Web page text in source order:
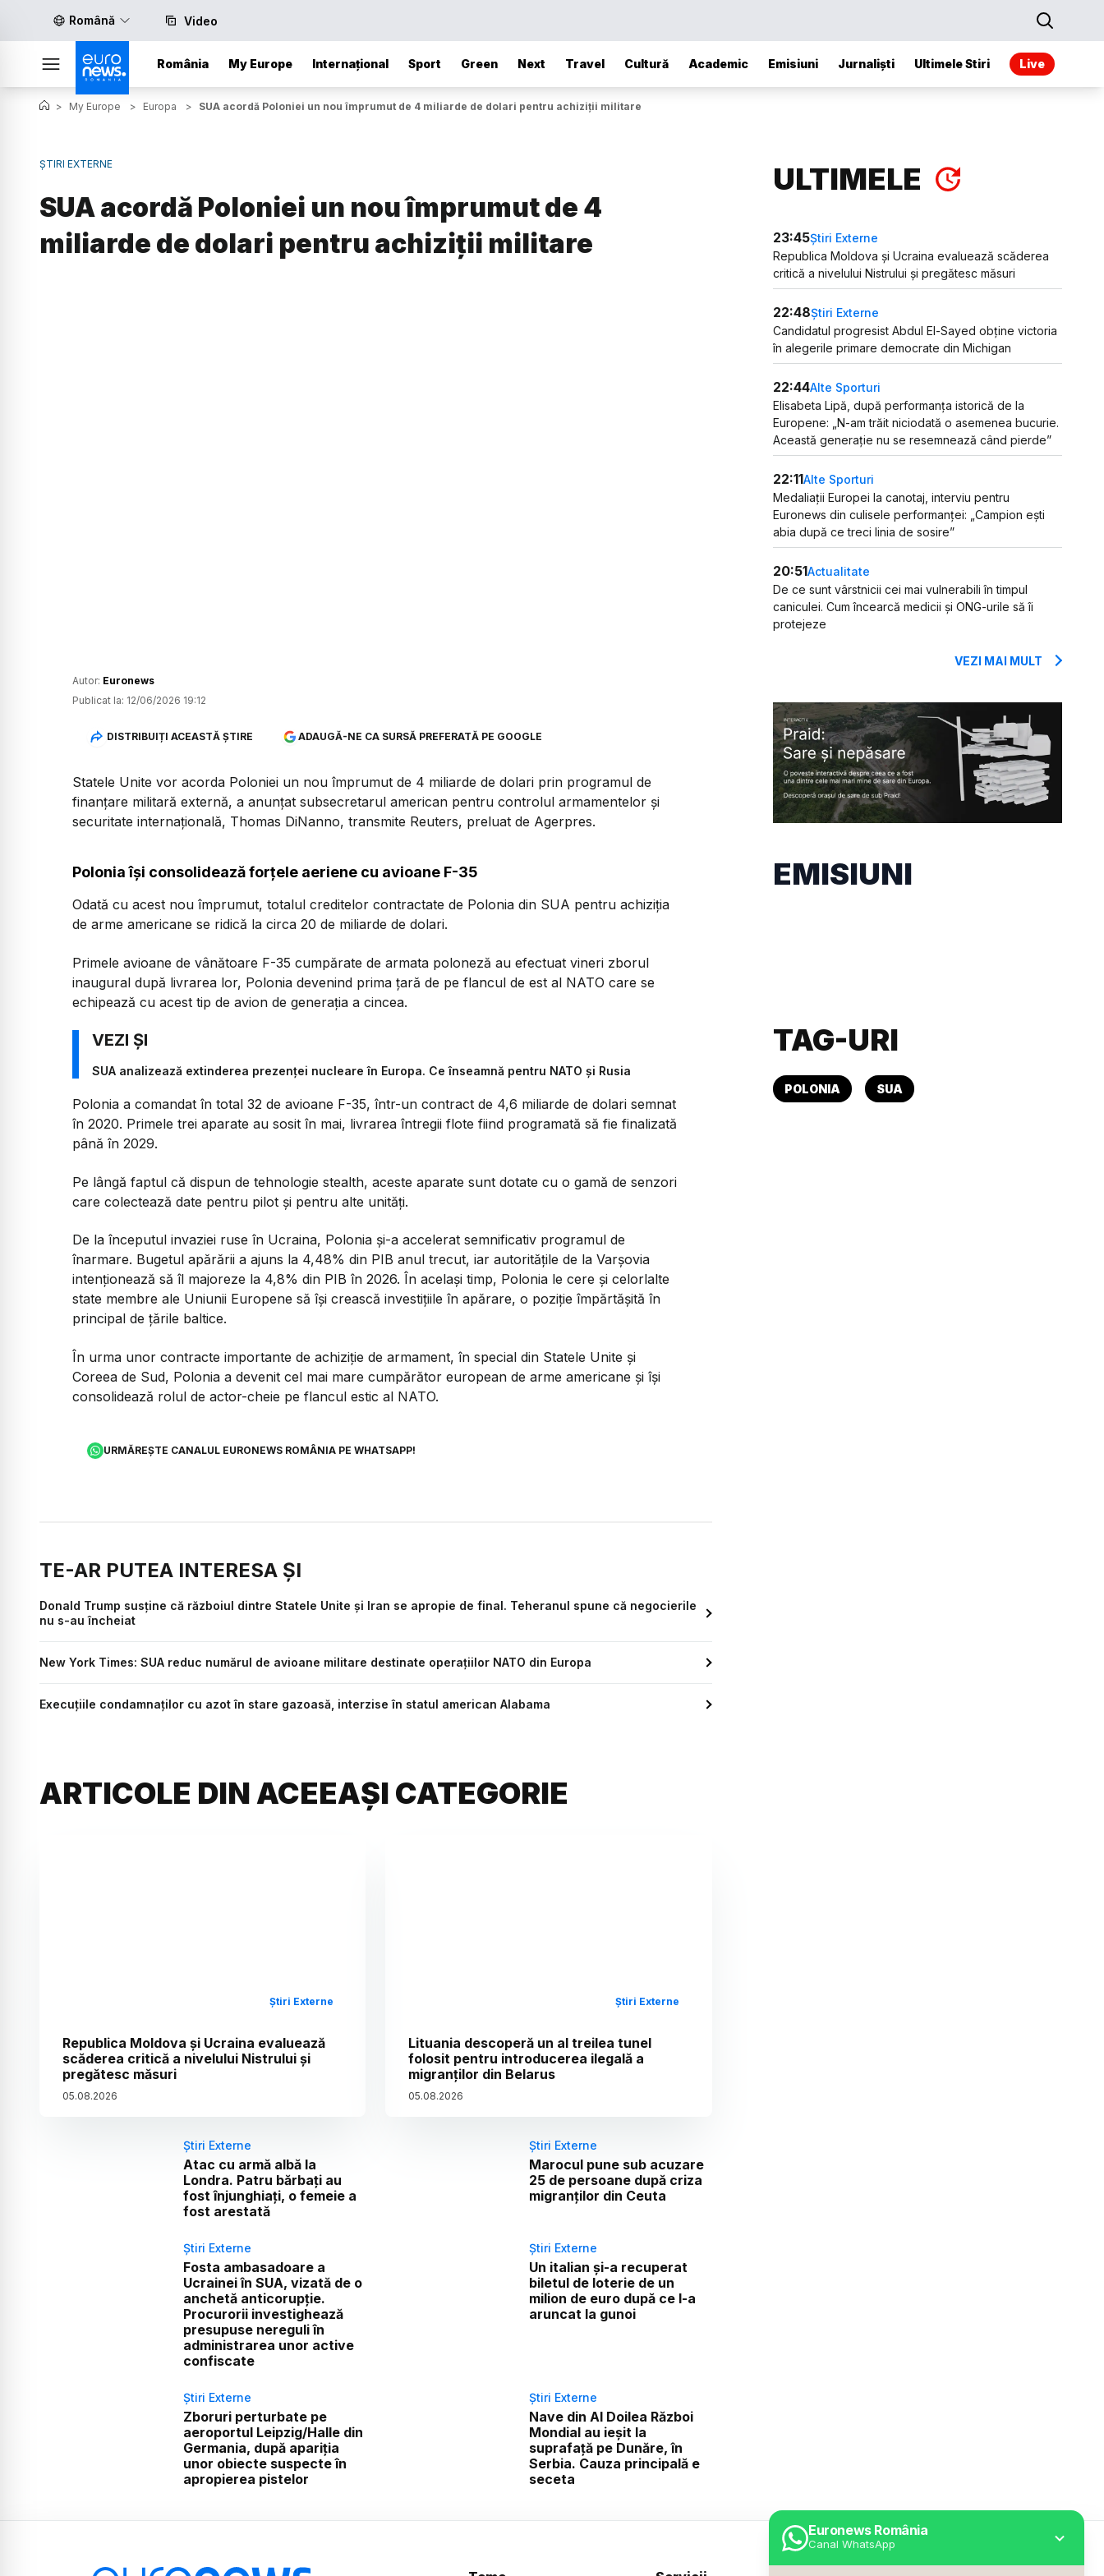
Română Video
România My Europe Internațional Sport Green Next Travel Cultură Academic Emisiuni Jurnaliști Ultimele Stiri Live
Euronews România
Canal WhatsApp
> My Europe > Europa > SUA acordă Poloniei un nou împrumut de 4 miliarde de dolari pentru achiziții militare
ȘTIRI EXTERNE
SUA acordă Poloniei un nou împrumut de 4
miliarde de dolari pentru achiziții militare
Autor: Euronews
Publicat la: 12/06/2026 19:12
DISTRIBUIȚI ACEASTĂ ȘTIRE ADAUGĂ-NE CA SURSĂ PREFERATĂ PE GOOGLE
Statele Unite vor acorda Poloniei un nou împrumut de 4 miliarde de dolari prin programul de
finanțare militară externă, a anunțat subsecretarul american pentru controlul armamentelor și
securitate internațională, Thomas DiNanno, transmite Reuters, preluat de Agerpres.
Polonia își consolidează forțele aeriene cu avioane F-35
Odată cu acest nou împrumut, totalul creditelor contractate de Polonia din SUA pentru achiziția
de arme americane se ridică la circa 20 de miliarde de dolari.
Primele avioane de vânătoare F-35 cumpărate de armata poloneză au efectuat vineri zborul
inaugural după livrarea lor, Polonia devenind prima țară de pe flancul de est al NATO care se
echipează cu acest tip de avion de generația a cincea.
SUA analizează extinderea prezenței nucleare în Europa. Ce înseamnă pentru NATO și Rusia
Polonia a comandat în total 32 de avioane F-35, într-un contract de 4,6 miliarde de dolari semnat
în 2020. Primele trei aparate au sosit în mai, livrarea întregii flote fiind programată să fie finalizată
până în 2029.
Pe lângă faptul că dispun de tehnologie stealth, aceste aparate sunt dotate cu o gamă de senzori
care colectează date pentru pilot și pentru alte unități.
De la începutul invaziei ruse în Ucraina, Polonia și-a accelerat semnificativ programul de
înarmare. Bugetul apărării a ajuns la 4,48% din PIB anul trecut, iar autoritățile de la Varșovia
intenționează să îl majoreze la 4,8% din PIB în 2026. În același timp, Polonia le cere și celorlalte
state membre ale Uniunii Europene să își crească investițiile în apărare, o poziție împărtășită în
principal de țările baltice.
În urma unor contracte importante de achiziție de armament, în special din Statele Unite și
Coreea de Sud, Polonia a devenit cel mai mare cumpărător european de arme americane și își
consolidează rolul de actor-cheie pe flancul estic al NATO.
URMĂREȘTE CANALUL EURONEWS ROMÂNIA PE WHATSAPP!
TE-AR PUTEA INTERESA ȘI
Donald Trump susține că războiul dintre Statele Unite și Iran se apropie de final. Teheranul spune că negocierile
nu s-au încheiat
New York Times: SUA reduc numărul de avioane militare destinate operațiilor NATO din Europa
Execuțiile condamnaților cu azot în stare gazoasă, interzise în statul american Alabama
ARTICOLE DIN ACEEAȘI CATEGORIE
Știri Externe
Republica Moldova și Ucraina evaluează
scăderea critică a nivelului Nistrului și
pregătesc măsuri
05.08.2026
Știri Externe
Lituania descoperă un al treilea tunel
folosit pentru introducerea ilegală a
migranților din Belarus
05.08.2026
Știri Externe
Atac cu armă albă la
Londra. Patru bărbați au
fost înjunghiați, o femeie a
fost arestată
Știri Externe
Marocul pune sub acuzare
25 de persoane după criza
migranților din Ceuta
Știri Externe
Fosta ambasadoare a
Ucrainei în SUA, vizată de o
anchetă anticorupție.
Procurorii investighează
presupuse nereguli în
administrarea unor active
confiscate
Știri Externe
Un italian și-a recuperat
biletul de loterie de un
milion de euro după ce l-a
aruncat la gunoi
Știri Externe
Zboruri perturbate pe
aeroportul Leipzig/Halle din
Germania, după apariția
unor obiecte suspecte în
apropierea pistelor
Știri Externe
Nave din Al Doilea Război
Mondial au ieșit la
suprafață pe Dunăre, în
Serbia. Cauza principală e
seceta
ULTIMELE
23:45Știri Externe
Republica Moldova și Ucraina evaluează scăderea
critică a nivelului Nistrului și pregătesc măsuri
22:48Știri Externe
Candidatul progresist Abdul El-Sayed obține victoria
în alegerile primare democrate din Michigan
22:44Alte Sporturi
Elisabeta Lipă, după performanța istorică de la
Europene: „N-am trăit niciodată o asemenea bucurie.
Această generație nu se resemnează când pierde”
22:11Alte Sporturi
Medaliații Europei la canotaj, interviu pentru
Euronews din culisele performanței: „Campion ești
abia după ce treci linia de sosire”
20:51Actualitate
De ce sunt vârstnicii cei mai vulnerabili în timpul
caniculei. Cum încearcă medicii și ONG-urile să îi
protejeze
VEZI MAI MULT
EMISIUNI
TAG-URI
POLONIA SUA